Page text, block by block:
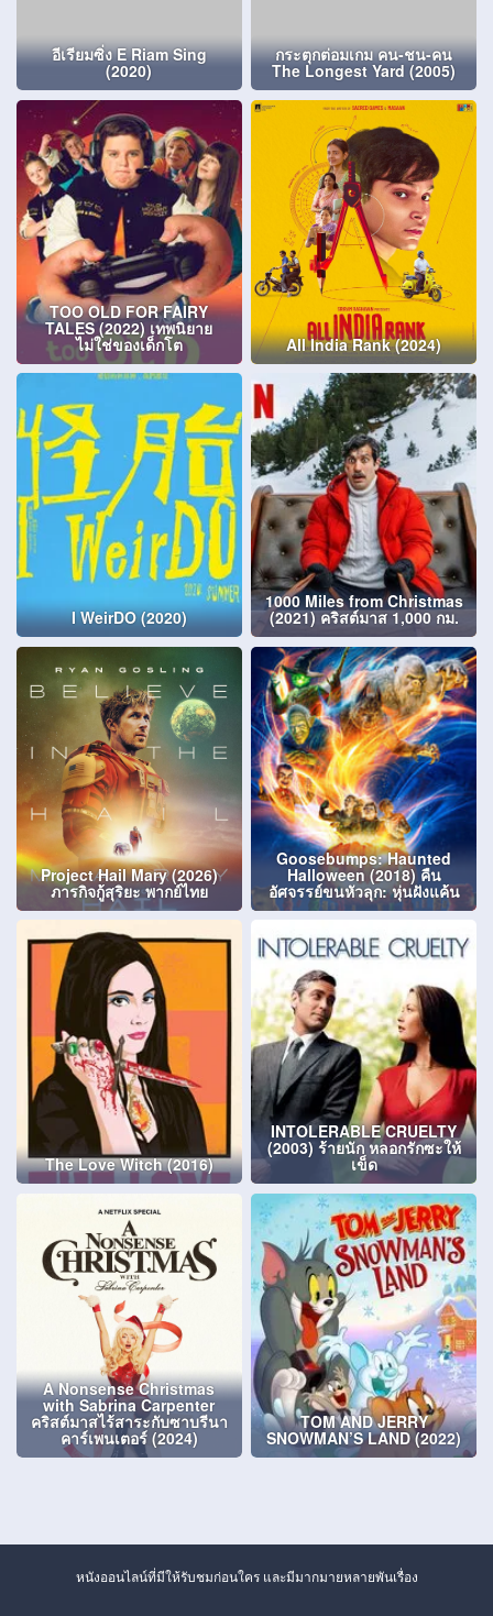
อีเรียมซิ่ง E Riam Sing
(2020)
กระตุกต่อมเกม คน-ชน-คน
The Longest Yard (2005)
TOO OLD FOR FAIRY
TALES (2022) เทพนิยาย
ไม่ใช่ของเด็กโต All India Rank (2024)
I WeirDO (2020)
1000 Miles from Christmas
(2021) คริสต์มาส 1,000 กม.
Project Hail Mary (2026)
ภารกิจกู้สุริยะ พากย์ไทย
Goosebumps: Haunted
Halloween (2018) คืน
อัศจรรย์ขนหัวลุก: หุ่นฝังแค้น
The Love Witch (2016)
INTOLERABLE CRUELTY
(2003) ร้ายนัก หลอกรักซะให้
เข็ด
A Nonsense Christmas
with Sabrina Carpenter
คริสต์มาสไร้สาระกับซาบรีนา
คาร์เพนเตอร์ (2024)
TOM AND JERRY
SNOWMAN’S LAND (2022)
หนังออนไลน์ที่มีให้รับชมก่อนใคร และมีมากมายหลายพันเรื่อง